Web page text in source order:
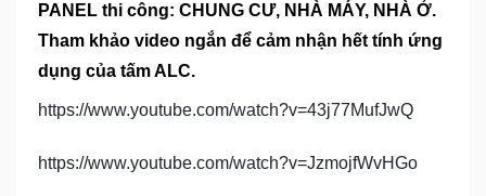
PANEL thi công: CHUNG CƯ, NHÀ MÁY, NHÀ Ở.
Tham khảo video ngắn để cảm nhận hết tính ứng
dụng của tấm ALC.
https://www.youtube.com/watch?v=43j77MufJwQ
https://www.youtube.com/watch?v=JzmojfWvHGo